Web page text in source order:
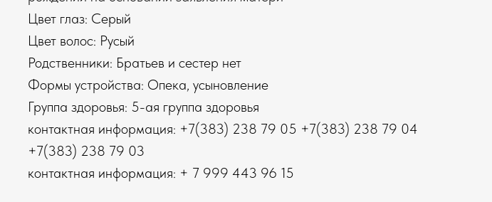
Цвет глаз: Серый
Цвет волос: Русый
Родственники: Братьев и сестер нет
Формы устройства: Опека, усыновление
Группа здоровья: 5-ая группа здоровья
контактная информация: +7(383) 238 79 05 +7(383) 238 79 04
+7(383) 238 79 03
контактная информация: + 7 999 443 96 15